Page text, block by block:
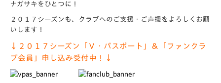
ナガサキをひとつに！
２０１７シーズンも、クラブへのご支援・ご声援をよろしくお願
いします！
↓２０１７シーズン「Ｖ・パスポート」＆「ファンクラ
ブ会員」申し込み受付中！↓